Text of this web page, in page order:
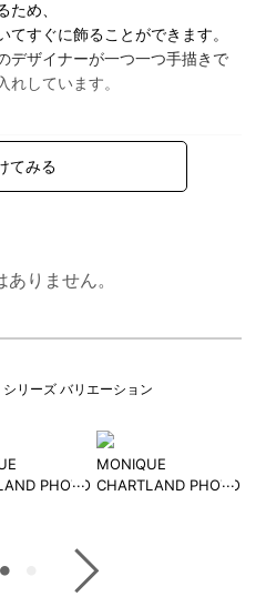
め、
すぐに飾ることができます。
デザイナーが一つ一つ手描きで
しています。
りません。
シリーズ バリエーション
PHOTO
MONIQUE
CHARTLAND PHOTO